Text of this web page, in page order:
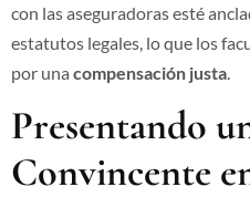
con las aseguradoras esté
estatutos legales, lo que los
por una compensación justa
Presentando
Convincente